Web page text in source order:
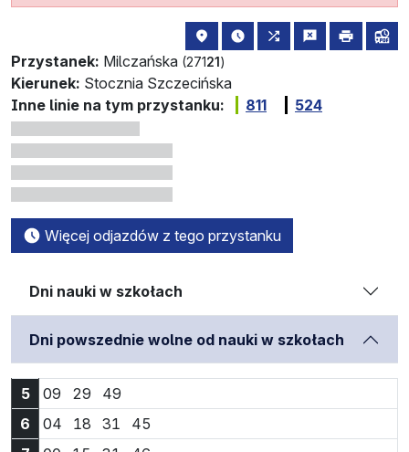
Przystanek: Milczańska (27121)
lokalizacja przystanku na mapie
najbliższe odjazdy z tego
wszystkie linie
zgłośdrukuj
Kierunek: Stocznia Szczecińska
Inne linie na tym przystanku:
811 524
Więcej odjazdów z tego przystanku
Dni nauki w szkołach
Dni powszednie wolne od nauki w szkołach
5 09 Godzina 5:09
29 Godzina 5:29
49
6
04 Godzina 6:04
18 Godzina 6:18
31 Godzina 6:31
45